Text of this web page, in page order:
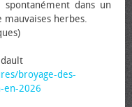
dans un
herbes.
broyage-des-
en-2026